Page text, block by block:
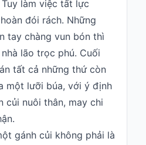
làm việc tất lực
đói rách. Những
tay chàng vun bón thì
lão trọc phú. Cuối
tất cả những thứ còn
một lưỡi búa, với ý định
củi nuôi thân, may chi
gánh củi không phải là